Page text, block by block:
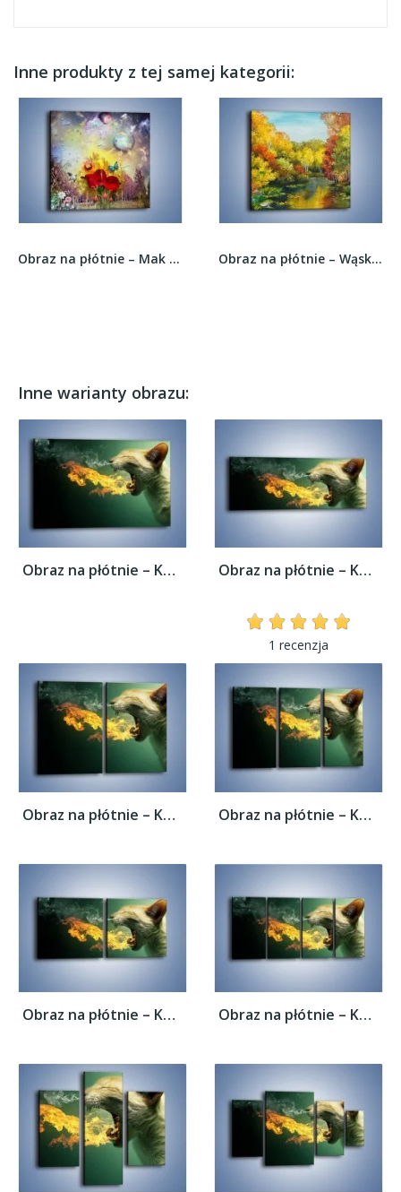
Inne produkty z tej samej kategorii:
Obraz na płótnie – Mak i inni bohaterowie –... Obraz na płótnie – Wąską rzeczką wśród drzew –...
Inne warianty obrazu:
Obraz na płótnie – Kot z gorącym oddechem... Obraz na płótnie – Kot z gorącym oddechem...
1 recenzja
Obraz na płótnie – Kot z gorącym oddechem... Obraz na płótnie – Kot z gorącym oddechem...
Obraz na płótnie – Kot z gorącym oddechem... Obraz na płótnie – Kot z gorącym oddechem...